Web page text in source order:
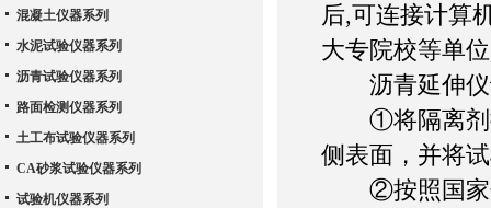
后,可连接计算
大专院校等单
沥青延伸仪
①将隔离剂拌
侧表面，并将
②按照国家规
混凝土仪器系列
水泥试验仪器系列
沥青试验仪器系列
路面检测仪器系列
土工布试验仪器系列
CA砂浆试验仪器系列
试验机仪器系列